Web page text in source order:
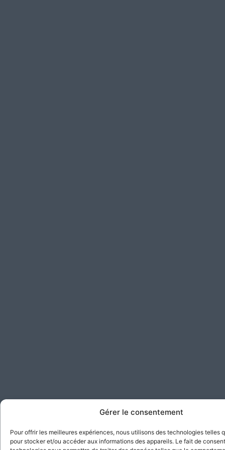
Gérer le consentement
Pour offrir les meilleures expériences, nous utilisons des technologies telles
pour stocker et/ou accéder aux informations des appareils. Le fait de